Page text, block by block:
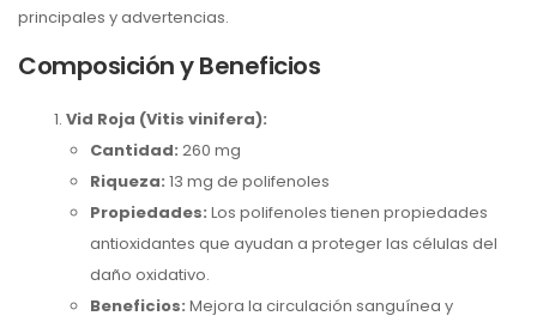
principales y advertencias.
Composición y Beneficios
Vid Roja (Vitis vinifera):
Cantidad: 260 mg
Riqueza: 13 mg de polifenoles
Propiedades: Los polifenoles tienen propiedades
antioxidantes que ayudan a proteger las células del
daño oxidativo.
Beneficios: Mejora la circulación sanguínea y